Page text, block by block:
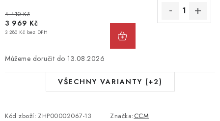
4 410 Kč
3 969 Kč
3 280 Kč bez DPH
13.08.2026
VŠECHNY VARIANTY (+2)
Kód zboží: ZHP00002067-13 Značka:CCM